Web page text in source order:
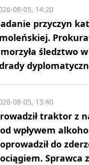
przyczyn
śledztwo
08-05, 14:20
traktor z
wpływem
do
Sprawca
08-05, 13:40